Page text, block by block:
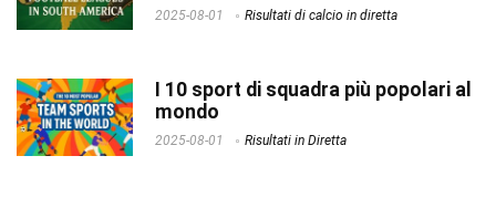
2025-08-01 Risultati di calcio in diretta
I 10 sport di squadra più popolari al
mondo
2025-08-01 Risultati in Diretta